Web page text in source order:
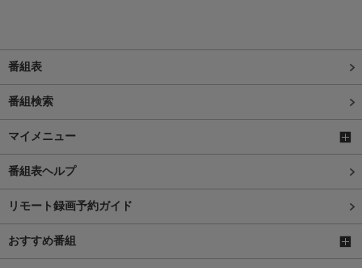
番組表
番組検索
マイメニュー
番組表ヘルプ
リモート録画予約ガイド
おすすめ番組